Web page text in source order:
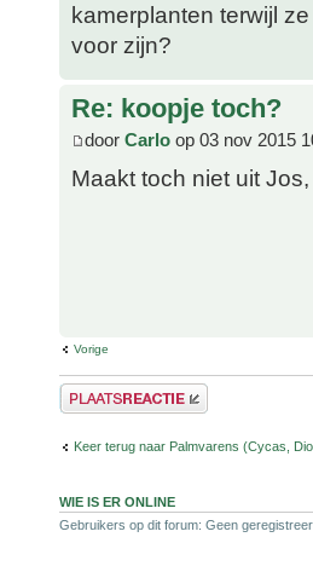
kamerplanten terwijl
voor zijn?
Re: koopje toch?
door Carlo op 03 nov 2015
Maakt toch niet uit
Vorige
Plaats een reactie
Keer terug naar Palmvarens (Cycas,
WIE IS ER ONLINE
Gebruikers op dit forum: Geen